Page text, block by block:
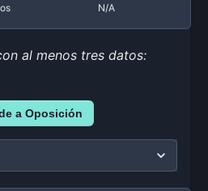
N/A
al menos tres datos:
a Oposición